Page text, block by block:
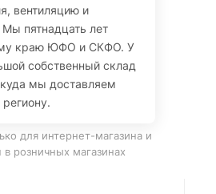
вентиляцию и
пятнадцать лет
краю ЮФО и СКФО. У
собственный склад
мы доставляем
для интернет-магазина и
розничных магазинах